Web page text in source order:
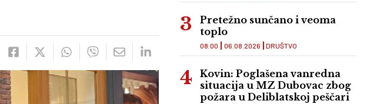
Pretežno sunčano i veoma
toplo
DRUŠTVO
08:00 06.08.2026
Kovin: Poglašena vanredna
situacija u MZ Dubovac zbog
požara u Deliblatskoj peščari